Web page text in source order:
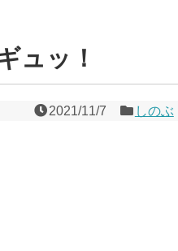
ュッ！
2021/11/7 しのぶ